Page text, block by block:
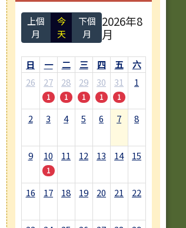
上個
月
今
天
下個
月
2026年8
月
日 一 二 三 四 五
六
26
27
1
28
1
29
1
30
1
31
1
1
2 3 4 5 6 7 8
9 10
1
11 12 13 14 15
16 17 18 19 20 21 22